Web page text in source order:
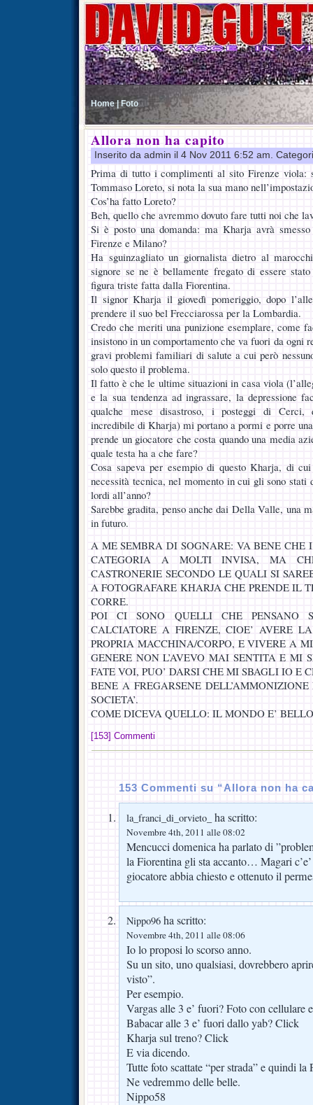
Home | Foto
Allora non ha capito
Inserito da admin il 4 Nov 2011 6:52 am.
Prima di tutto i complimenti al sito Firenze viola:
Tommaso Loreto, si nota la sua mano
Cos’ha fatto Loreto?
Beh, quello che avremmo dovuto fare tutti noi che
Si è posto una domanda: ma Kharja avrà
Firenze e Milano?
Ha sguinzagliato un giornalista dietro al
signore se ne è bellamente fregato di essere
figura triste fatta dalla Fiorentina.
Il signor Kharja il giovedì pomeriggio, dopo
prendere il suo bel Frecciarossa per la Lombardia.
Credo che meriti una punizione esemplare, come
insistono in un comportamento che va fuori da ogni
gravi problemi familiari di salute a cui però
solo questo il problema.
Il fatto è che le ultime situazioni in casa viola
e la sua tendenza ad ingrassare, la depressione
qualche mese disastroso, i posteggi di Cerci,
incredibile di Kharja) mi portano a pormi e porre
prende un giocatore che costa quando una media
quale testa ha a che fare?
Cosa sapeva per esempio di questo Kharja, di
necessità tecnica, nel momento in cui gli sono
lordi all’anno?
Sarebbe gradita, penso anche dai Della Valle, una
in futuro.
A ME SEMBRA DI SOGNARE: VA BENE CHE
CATEGORIA A MOLTI INVISA, MA
CASTRONERIE SECONDO LE QUALI SI
A FOTOGRAFARE KHARJA CHE PRENDE IL
CORRE.
POI CI SONO QUELLI CHE PENSANO
CALCIATORE A FIRENZE, CIOE’ AVERE
PROPRIA MACCHINA/CORPO, E VIVERE A
GENERE NON L’AVEVO MAI SENTITA E MI
FATE VOI, PUO’ DARSI CHE MI SBAGLI IO E
BENE A FREGARSENE
SOCIETA’.
COME DICEVA QUELLO: IL MONDO E’
[153] Commenti
153 Commenti su “Allora non ha
la_franci_di_orvieto_ ha scritto:
Novembre 4th, 2011 alle 08:02
Mencucci domenica ha parlato di
la Fiorentina gli sta accanto… Magari
giocatore abbia chiesto e ottenuto il
Nippo96 ha scritto:
Novembre 4th, 2011 alle 08:06
Io lo proposi lo scorso anno.
Su un sito, uno qualsiasi, dovrebbero
visto”.
Per esempio.
Vargas alle 3 e’ fuori? Foto con cellulare
Babacar alle 3 e’ fuori dallo yab? Click
Kharja sul treno? Click
E via dicendo.
Tutte foto scattate “per strada” e quindi la
Ne vedremmo delle belle.
Nippo58